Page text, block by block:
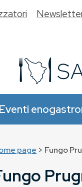
Eventi
page > Fungo